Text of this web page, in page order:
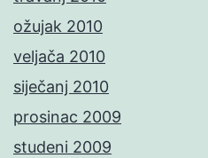
ožujak 2010
veljača 2010
siječanj 2010
prosinac 2009
studeni 2009